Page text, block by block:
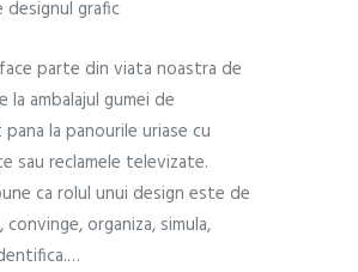
parte din viata noastra de
la ambalajul gumei de
la panourile uriase cu
sau reclamele televizate.
ca rolul unui design este de
convinge, organiza, simula,